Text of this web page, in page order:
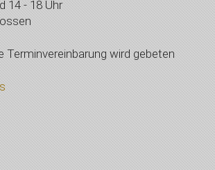
14 - 18 Uhr
Terminvereinbarung wird gebeten